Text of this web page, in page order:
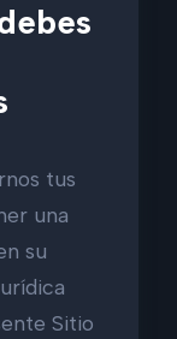
tus
una
su
Sitio